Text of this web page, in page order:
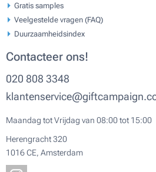
Gratis samples
Veelgestelde vragen (FAQ)
Duurzaamheidsindex
Contacteer ons!
020 808 3348
Maandag tot Vrijdag van 08:00 tot 15:00
Herengracht 320
1016 CE, Amsterdam